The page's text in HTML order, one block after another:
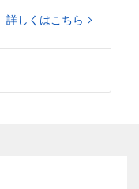
詳しくはこちら